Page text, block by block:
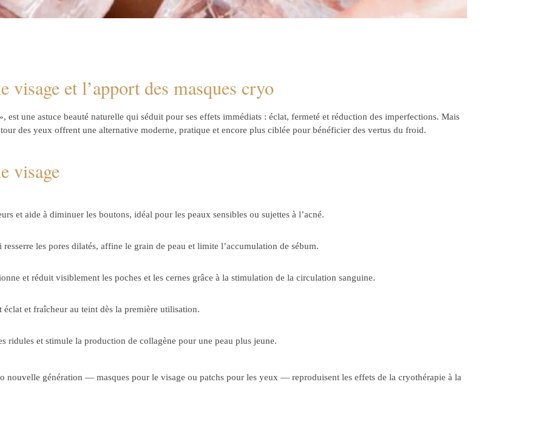
visage et l’apport des masques cryo
une astuce beauté naturelle qui séduit pour ses effets immédiats : éclat, fermeté et réduction des imperfections. Mais
des yeux offrent une alternative moderne, pratique et encore plus ciblée pour bénéficier des vertus du froid.
visage
et aide à diminuer les boutons, idéal pour les peaux sensibles ou sujettes à l’acné.
les pores dilatés, affine le grain de peau et limite l’accumulation de sébum.
et réduit visiblement les poches et les cernes grâce à la stimulation de la circulation sanguine.
et fraîcheur au teint dès la première utilisation.
ridules et stimule la production de collagène pour une peau plus jeune.
nouvelle génération — masques pour le visage ou patchs pour les yeux — reproduisent les effets de la cryothérapie à la